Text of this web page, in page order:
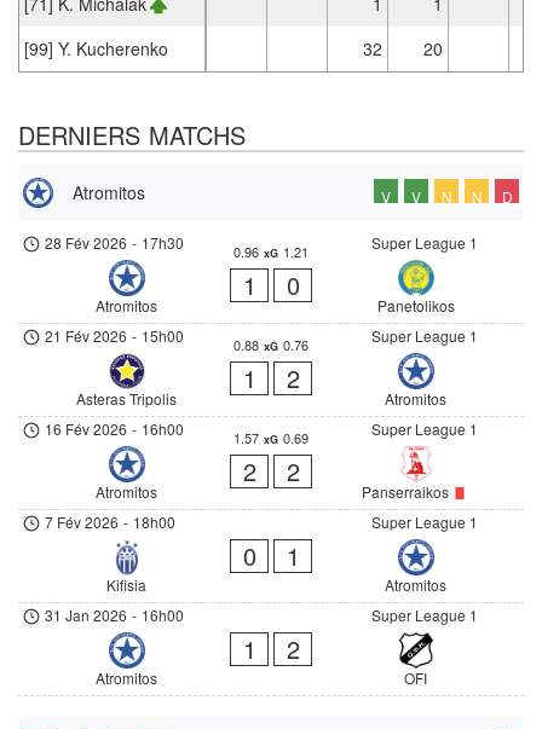
[99] Y. Kucherenko
32 20
DERNIERS MATCHS
Atromitos V V N N D
Super League 1
28 Fév 2026 - 17h30
Atromitos
0.96 xG 1.21
1 0
Panetolikos
Super League 1
21 Fév 2026 - 15h00
Asteras Tripolis
0.88 xG 0.76
1 2
Atromitos
Super League 1
16 Fév 2026 - 16h00
Atromitos
1.57 xG 0.69
2 2
Panserraikos
Super League 1
7 Fév 2026 - 18h00
Kifisia
0 1
Atromitos
Super League 1
31 Jan 2026 - 16h00
Atromitos
1 2
OFI